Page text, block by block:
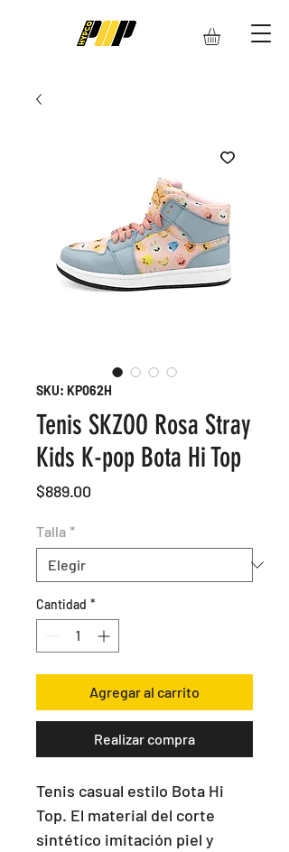
SKU: KP062H
Tenis SKZOO Rosa Stray
Kids K-pop Bota Hi Top
$889.00
Talla *
Cantidad *
Agregar al carrito
Realizar compra
Tenis casual estilo Bota Hi
Top. El material del corte
sintético imitación piel y